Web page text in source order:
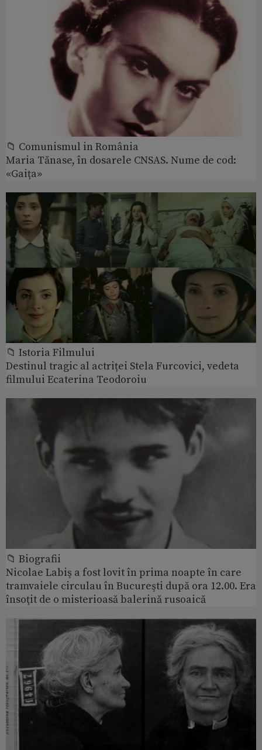
📁 Comunismul in România
Maria Tănase, în dosarele CNSAS. Nume de cod:
«Gaița»
📁 Istoria Filmului
Destinul tragic al actriței Stela Furcovici, vedeta
filmului Ecaterina Teodoroiu
📁 Biografii
Nicolae Labiş a fost lovit în prima noapte în care
tramvaiele circulau în Bucureşti după ora 12.00. Era
însoţit de o misterioasă balerină rusoaică